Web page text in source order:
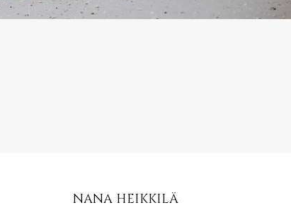
NANA HEIKKILÄ